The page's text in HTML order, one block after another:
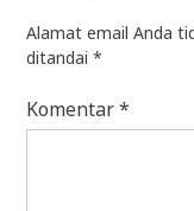
Alamat email Anda
ditandai*
Komentar*